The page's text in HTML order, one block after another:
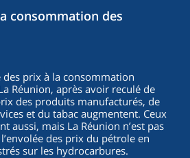
consommation des
des prix à la consommation
Réunion, après avoir reculé de
des produits manufacturés, de
et du tabac augmentent. Ceux
aussi, mais La Réunion n’est pas
des prix du pétrole en
sur les hydrocarbures.